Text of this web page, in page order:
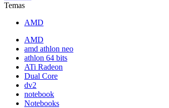
Temas
AMD
AMD
amd athlon neo
athlon 64 bits
ATi Radeon
Dual Core
dv2
notebook
Notebooks